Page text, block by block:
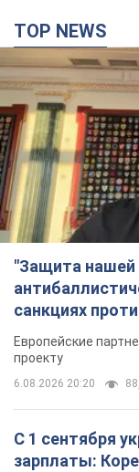
TOP NEWS
"Защита нашей
санкциях
Видео
Европейские
проекту
6.08.2026 20:20
С 1 сентября
зарплаты: